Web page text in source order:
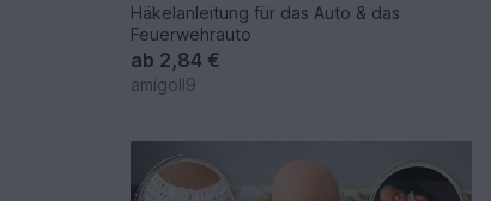
Häkelanleitung für das Auto & das
Feuerwehrauto
ab 2,84 €
amigoll9